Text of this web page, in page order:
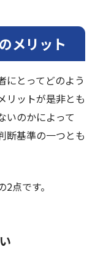
メリット
にとってどのよう
リットが是非とも
いのかによって
断基準の一つとも
点です。